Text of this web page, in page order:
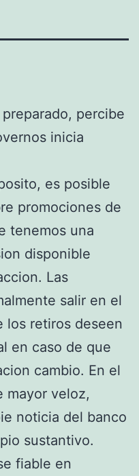
percibe
inicia
es posible
promociones de
tenemos una
disponible
Las
salir en el
los retiros deseen
en caso de que
cambio. En el
mayor veloz,
noticia del banco
sustantivo.
fiable en